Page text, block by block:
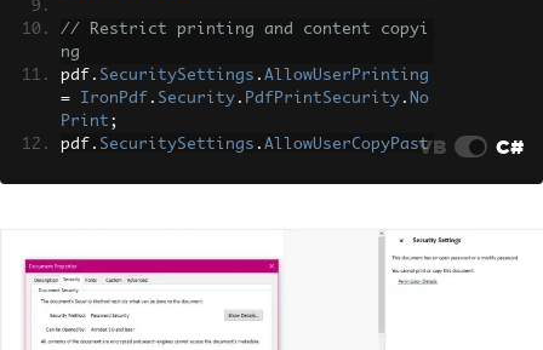
// Restrict printing and content copyi
ng
pdf . SecuritySettings . AllowUserPrinting
=
IronPdf . Security . PdfPrintSecurity . No
Print ;
pdf . SecuritySettings . AllowUserCopyPast
"financial-statement-secure
d.pdf");
VB C#